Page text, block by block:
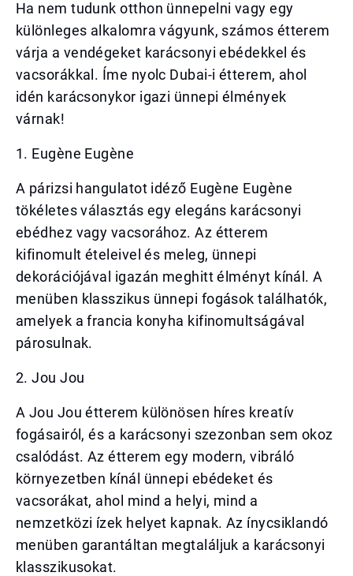
Ha nem tudunk otthon ünnepelni vagy egy
különleges alkalomra vágyunk, számos étterem
várja a vendégeket karácsonyi ebédekkel és
vacsorákkal. Íme nyolc Dubai-i étterem, ahol
idén karácsonykor igazi ünnepi élmények
várnak!
1. Eugène Eugène
A párizsi hangulatot idéző Eugène Eugène
tökéletes választás egy elegáns karácsonyi
ebédhez vagy vacsorához. Az étterem
kifinomult ételeivel és meleg, ünnepi
dekorációjával igazán meghitt élményt kínál. A
menüben klasszikus ünnepi fogások találhatók,
amelyek a francia konyha kifinomultságával
párosulnak.
2. Jou Jou
A Jou Jou étterem különösen híres kreatív
fogásairól, és a karácsonyi szezonban sem okoz
csalódást. Az étterem egy modern, vibráló
környezetben kínál ünnepi ebédeket és
vacsorákat, ahol mind a helyi, mind a
nemzetközi ízek helyet kapnak. Az ínycsiklandó
menüben garantáltan megtaláljuk a karácsonyi
klasszikusokat.